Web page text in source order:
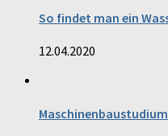
So findet man ein
12.04.2020
Maschinenbaustudium